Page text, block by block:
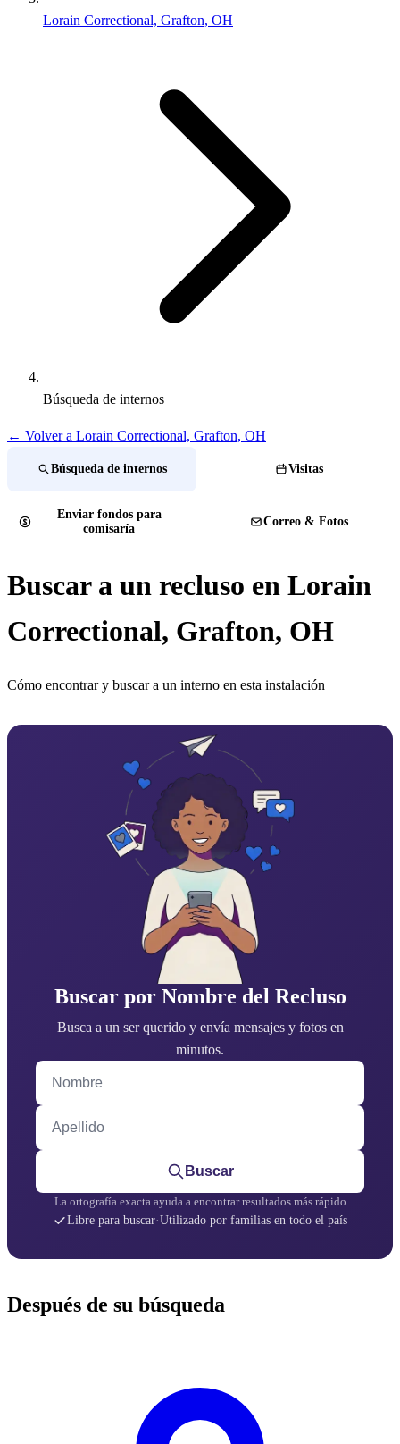
Lorain Correctional, Grafton, OH
Búsqueda de internos
← Volver a Lorain Correctional, Grafton, OH
Búsqueda de internos Visitas
Enviar fondos para
comisaría
Correo & Fotos
Buscar a un recluso en Lorain
Correctional, Grafton, OH
Cómo encontrar y buscar a un interno en esta instalación
Buscar por Nombre del Recluso
Busca a un ser querido y envía mensajes y fotos en
minutos.
Nombre
Apellido
Buscar
La ortografía exacta ayuda a encontrar resultados más rápido
Libre para buscar·Utilizado por familias en todo el país
Después de su búsqueda